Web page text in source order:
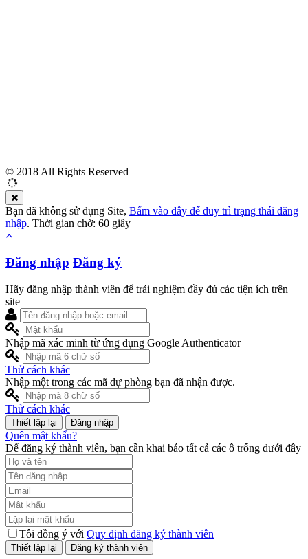
© 2018 All Rights Reserved
Bạn đã không sử dụng Site, Bấm vào đây để duy trì trạng thái đăng
nhập. Thời gian chờ: 60 giây
Đăng nhập Đăng ký
Hãy đăng nhập thành viên để trải nghiệm đầy đủ các tiện ích trên
site
Nhập mã xác minh từ ứng dụng Google Authenticator
Thử cách khác
Nhập một trong các mã dự phòng bạn đã nhận được.
Thử cách khác
Đăng nhập
Quên mật khẩu?
Để đăng ký thành viên, bạn cần khai báo tất cả các ô trống dưới đây
Tôi đồng ý với Quy định đăng ký thành viên